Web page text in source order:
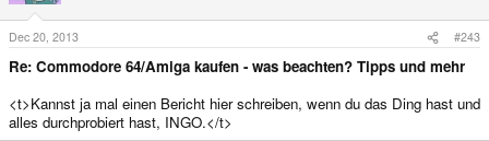
Dec 20, 2013 #243
Re: Commodore 64/Amiga kaufen - was beachten? Tipps und mehr
<t>Kannst ja mal einen Bericht hier schreiben, wenn du das Ding hast und
alles durchprobiert hast, INGO.</t>